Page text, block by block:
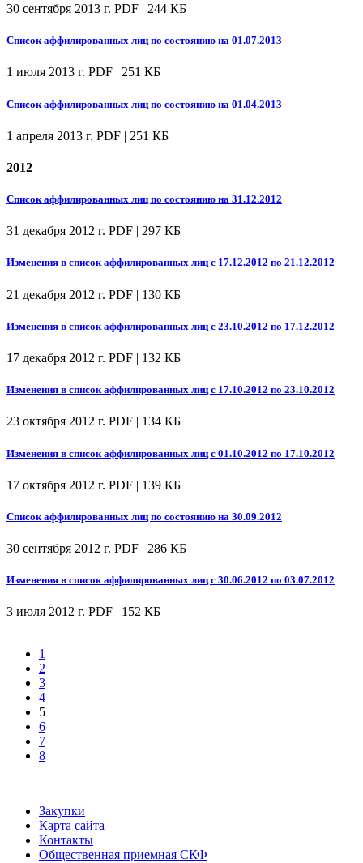
30 сентября 2013 г. PDF | 244 КБ
Список аффилированных лиц по состоянию на 01.07.2013
1 июля 2013 г. PDF | 251 КБ
Список аффилированных лиц по состоянию на 01.04.2013
1 апреля 2013 г. PDF | 251 КБ
2012
Список аффилированных лиц по состоянию на 31.12.2012
31 декабря 2012 г. PDF | 297 КБ
Изменения в список аффилированных лиц с 17.12.2012 по 21.12.2012
21 декабря 2012 г. PDF | 130 КБ
Изменения в список аффилированных лиц с 23.10.2012 по 17.12.2012
17 декабря 2012 г. PDF | 132 КБ
Изменения в список аффилированных лиц с 17.10.2012 по 23.10.2012
23 октября 2012 г. PDF | 134 КБ
Изменения в список аффилированных лиц с 01.10.2012 по 17.10.2012
17 октября 2012 г. PDF | 139 КБ
Список аффилированных лиц по состоянию на 30.09.2012
30 сентября 2012 г. PDF | 286 КБ
Изменения в список аффилированных лиц с 30.06.2012 по 03.07.2012
3 июля 2012 г. PDF | 152 КБ
1
2
3
4
5
6
7
8
Закупки
Карта сайта
Контакты
Общественная приемная СКФ